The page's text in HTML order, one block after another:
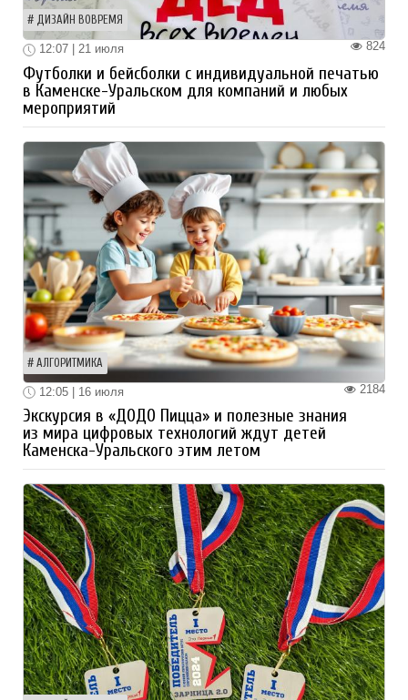
ДИЗАЙН ВОВРЕМЯ
824
12:07 | 21 июля
Футболки и бейсболки с индивидуальной печатью
в Каменске-Уральском для компаний и любых
мероприятий
АЛГОРИТМИКА
2184
12:05 | 16 июля
Экскурсия в «ДОДО Пицца» и полезные знания
из мира цифровых технологий ждут детей
Каменска-Уральского этим летом